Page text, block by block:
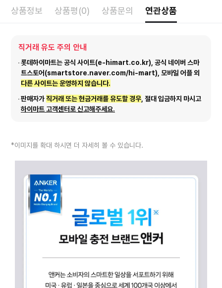
상품정보 상품평(0) 상품문의 연관상품
직거래 유도 주의 안내
롯데하이마트는 공식 사이트(e-himart.co.kr), 공식 네이버 스마
트스토어(smartstore.naver.com/hi-mart), 모바일 어플 외
다른 사이트는 운영하지 않습니다.
판매자가직거래 또는 현금거래를 유도할 경우, 절대 입금하지 마시고
하이마트 고객센터로 신고해주세요.
*이미지를 확대 하시면 더 자세히 볼 수 있습니다.